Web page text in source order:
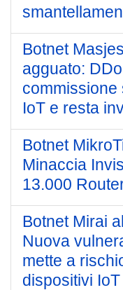
Botnet
agguato:
commissione
IoT e resta
Botnet
Minaccia
13.000
Botnet Mirai
Nuova
mette a
dispositivi